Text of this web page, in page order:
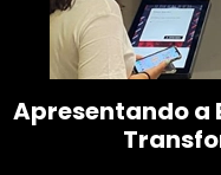
Apresentando a